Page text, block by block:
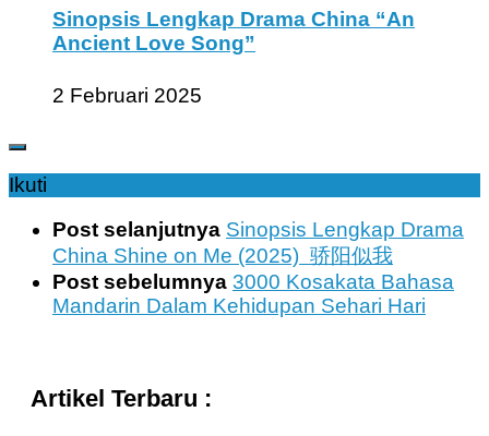
Sinopsis Lengkap Drama China “An
Ancient Love Song”
2 Februari 2025
Ikuti
Post selanjutnya Sinopsis Lengkap Drama
China Shine on Me (2025) 骄阳似我
Post sebelumnya 3000 Kosakata Bahasa
Mandarin Dalam Kehidupan Sehari Hari
Artikel Terbaru :